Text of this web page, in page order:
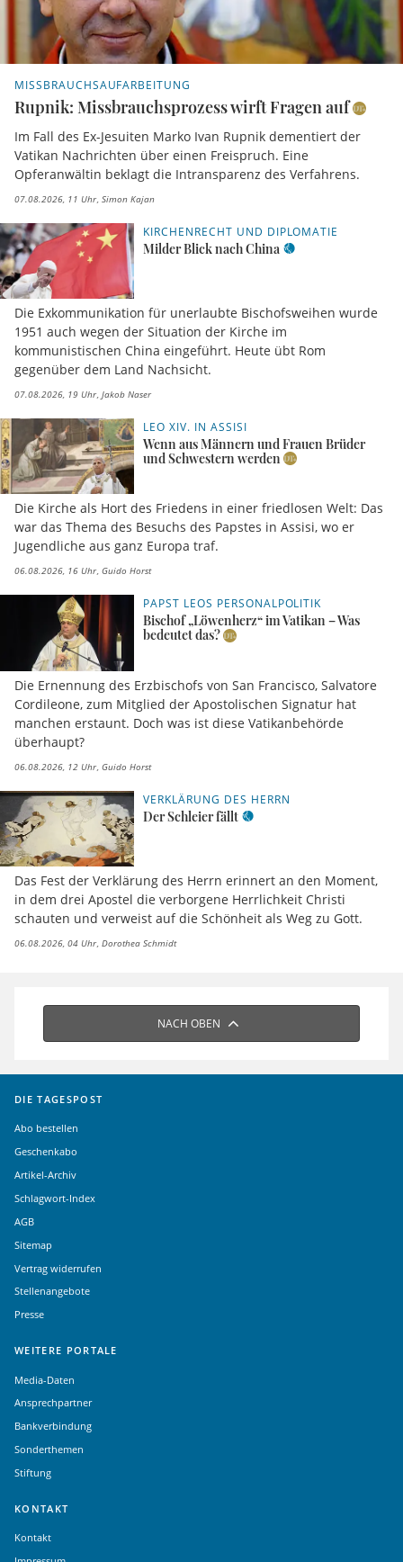
MISSBRAUCHSAUFARBEITUNG
Rupnik: Missbrauchsprozess wirft Fragen auf
Im Fall des Ex-Jesuiten Marko Ivan Rupnik dementiert der
Vatikan Nachrichten über einen Freispruch. Eine
Opferanwältin beklagt die Intransparenz des Verfahrens.
07.08.2026, 11 Uhr Simon Kajan
KIRCHENRECHT UND DIPLOMATIE
Milder Blick nach China
Die Exkommunikation für unerlaubte Bischofsweihen wurde
1951 auch wegen der Situation der Kirche im
kommunistischen China eingeführt. Heute übt Rom
gegenüber dem Land Nachsicht.
07.08.2026, 19 Uhr Jakob Naser
LEO XIV. IN ASSISI
Wenn aus Männern und Frauen Brüder
und Schwestern werden
Die Kirche als Hort des Friedens in einer friedlosen Welt: Das
war das Thema des Besuchs des Papstes in Assisi, wo er
Jugendliche aus ganz Europa traf.
06.08.2026, 16 Uhr Guido Horst
PAPST LEOS PERSONALPOLITIK
Bischof „Löwenherz“ im Vatikan – Was
bedeutet das?
Die Ernennung des Erzbischofs von San Francisco, Salvatore
Cordileone, zum Mitglied der Apostolischen Signatur hat
manchen erstaunt. Doch was ist diese Vatikanbehörde
überhaupt?
06.08.2026, 12 Uhr Guido Horst
VERKLÄRUNG DES HERRN
Der Schleier fällt
Das Fest der Verklärung des Herrn erinnert an den Moment,
in dem drei Apostel die verborgene Herrlichkeit Christi
schauten und verweist auf die Schönheit als Weg zu Gott.
06.08.2026, 04 Uhr Dorothea Schmidt
NACH OBEN
DIE TAGESPOST
Abo bestellen
Geschenkabo
Artikel-Archiv
Schlagwort-Index
AGB
Sitemap
Vertrag widerrufen
Stellenangebote
Presse
WEITERE PORTALE
Media-Daten
Ansprechpartner
Bankverbindung
Sonderthemen
Stiftung
KONTAKT
Kontakt